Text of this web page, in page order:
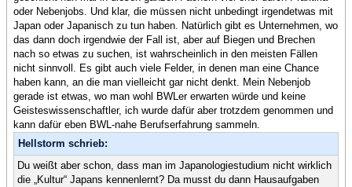
oder Nebenjobs. Und klar, die müssen nicht unbedingt irgendetwas mit
Japan oder Japanisch zu tun haben. Natürlich gibt es Unternehmen, wo
das dann doch irgendwie der Fall ist, aber auf Biegen und Brechen
nach so etwas zu suchen, ist wahrscheinlich in den meisten Fällen
nicht sinnvoll. Es gibt auch viele Felder, in denen man eine Chance
haben kann, an die man vielleicht gar nicht denkt. Mein Nebenjob
gerade ist etwas, wo man wohl BWLer erwarten würde und keine
Geisteswissenschaftler, ich wurde dafür aber trotzdem genommen und
kann dafür eben BWL-nahe Berufserfahrung sammeln.
Hellstorm schrieb:
Du weißt aber schon, dass man im Japanologiestudium nicht wirklich
die „Kultur“ Japans kennenlernt? Da musst du dann Hausaufgaben